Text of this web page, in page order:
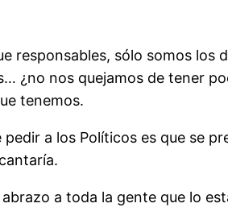
responsables, sólo somos los
¿no nos quejamos de tener
tenemos.
pedir a los Políticos es que se
a toda la gente que lo